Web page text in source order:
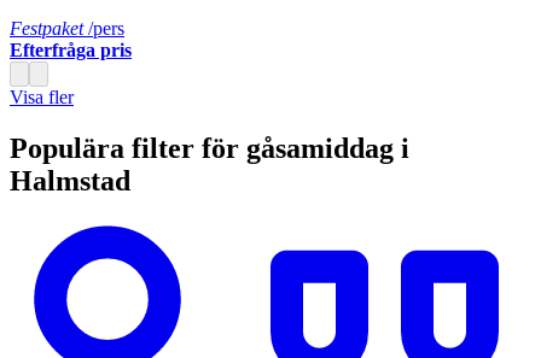
Festpaket/pers
Efterfråga pris
Visa fler
Populära filter för gåsamiddag i
Halmstad